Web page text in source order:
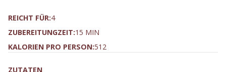
REICHT FÜR:4
ZUBEREITUNGZEIT:15 MIN
KALORIEN PRO PERSON:512
ZUTATEN